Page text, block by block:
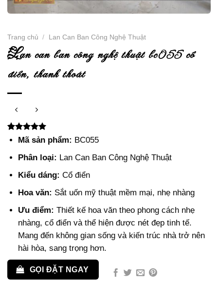
Trang chủ / Lan Can Ban Công Nghệ Thuật
lan can ban công nghệ thuật bc055 cổ
điển, thanh thoát
5.00trên 5
dựa trên
2
đánh giá
Mã sản phẩm: BC055
Phân loại: Lan Can Ban Công Nghệ Thuật
Kiểu dáng: Cổ điển
Hoa văn: Sắt uốn mỹ thuật mềm mại, nhẹ nhàng
Ưu điểm: Thiết kế hoa văn theo phong cách nhẹ
nhàng, cổ điển và thể hiện được nét đẹp tinh tế.
Mang đến không gian sống và kiến trúc nhà trở nên
hài hòa, sang trọng hơn.
GỌI ĐẶT NGAY